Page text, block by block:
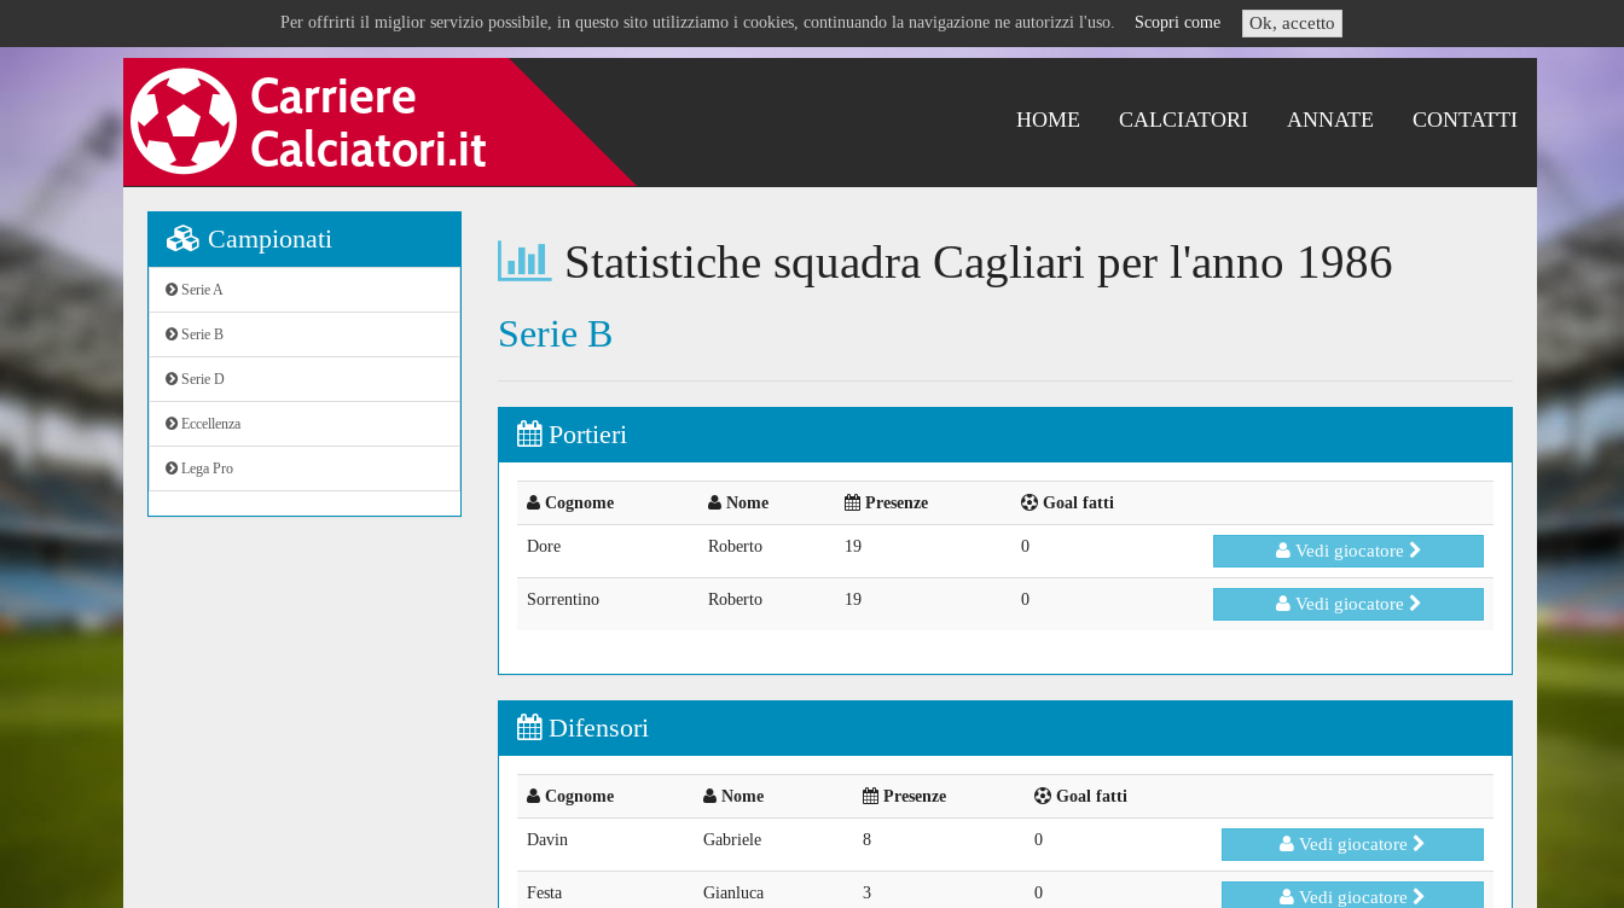
Per offrirti il miglior servizio possibile, in questo sito utilizziamo i cookies, continuando la navigazione ne autorizzi l'uso. Scopri come Ok, accetto
HOME CALCIATORI ANNATE CONTATTI
Campionati
Serie A
Serie B
Serie D
Eccellenza
Lega Pro
Statistiche squadra Cagliari per l'anno 1986
Serie B
Portieri
Cognome Nome Presenze Goal fatti
Dore Roberto 19 0 Vedi giocatore
Sorrentino Roberto 19 0 Vedi giocatore
Difensori
Cognome Nome Presenze Goal fatti
Davin Gabriele 8 0 Vedi giocatore
Festa Gianluca 3 0 Vedi giocatore